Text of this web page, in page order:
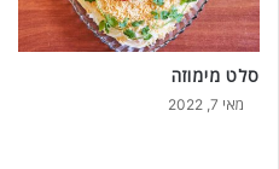
סלט מימוזה
מאי 7, 2022